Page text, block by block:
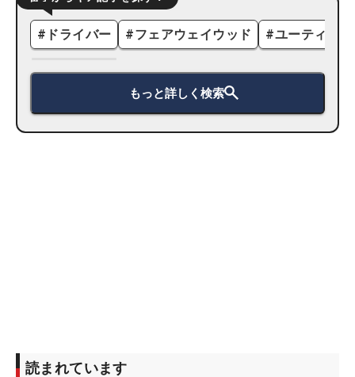
# ドライバー #フェアウェイウッド #ユーティリ
もっと詳しく検索
読まれています